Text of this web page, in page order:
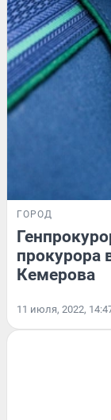
ГОРОД
прокурора
Кемерова
11 июля, 2022,